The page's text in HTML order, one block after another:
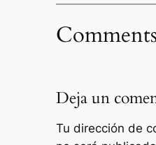
Deja un
Tu dirección de